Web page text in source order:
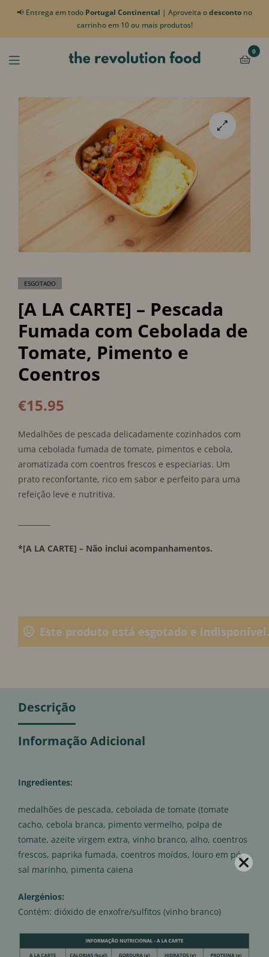
📢 Entrega em todo Portugal Continental | Aproveita odesconto no
carrinho em 10 ou mais produtos!
0
ESGOTADO
[A LA CARTE] – Pescada
Fumada com Cebolada de
Tomate, Pimento e
Coentros
€15.95
Medalhões de pescada delicadamente cozinhados com
uma cebolada fumada de tomate, pimentos e cebola,
aromatizada com coentros frescos e especiarias. Um
prato reconfortante, rico em sabor e perfeito para uma
refeição leve e nutritiva.
*[A LA CARTE] – Não inclui acompanhamentos.
Este produto está esgotado e indisponível.
Descrição
Informação Adicional
Ingredientes:
medalhões de pescada, cebolada de tomate (tomate
cacho, cebola branca, pimento vermelho, polpa de
tomate, azeite virgem extra, vinho branco, alho, coentros
frescos, paprika fumada, coentros moídos, louro em pó,
sal marinho, pimenta caiena
Alergénios:
Contém: dióxido de enxofre/sulfitos (vinho branco)